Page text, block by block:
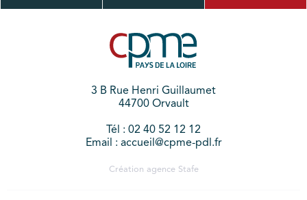
3 B Rue Henri Guillaumet
44700 Orvault
Tél : 02 40 52 12 12
Email : accueil@cpme-pdl.fr
Création agence Stafe